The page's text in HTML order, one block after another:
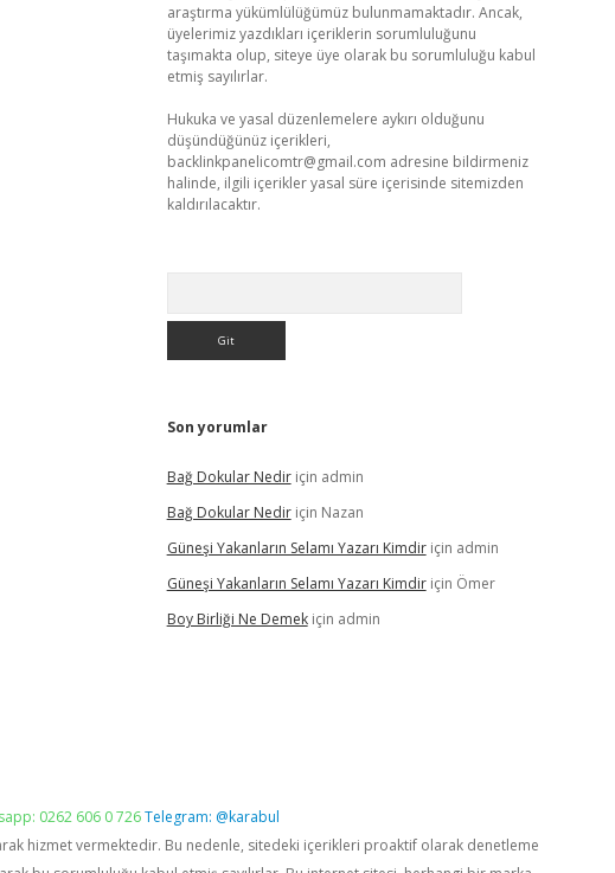
araştırma yükümlülüğümüz bulunmamaktadır. Ancak,
üyelerimiz yazdıkları içeriklerin sorumluluğunu
taşımakta olup, siteye üye olarak bu sorumluluğu kabul
etmiş sayılırlar.
Hukuka ve yasal düzenlemelere aykırı olduğunu
düşündüğünüz içerikleri,
backlinkpanelicomtr@gmail.com adresine bildirmeniz
halinde, ilgili içerikler yasal süre içerisinde sitemizden
kaldırılacaktır.
Son yorumlar
Bağ Dokular Nediriçin admin
Bağ Dokular Nediriçin Nazan
Güneşi Yakanların Selamı Yazarı Kimdiriçin admin
Güneşi Yakanların Selamı Yazarı Kimdiriçin Ömer
Boy Birliği Ne Demekiçin admin
0262 606 0 726Telegram: @karabul
hizmet vermektedir. Bu nedenle, sitedeki içerikleri proaktif olarak denetleme